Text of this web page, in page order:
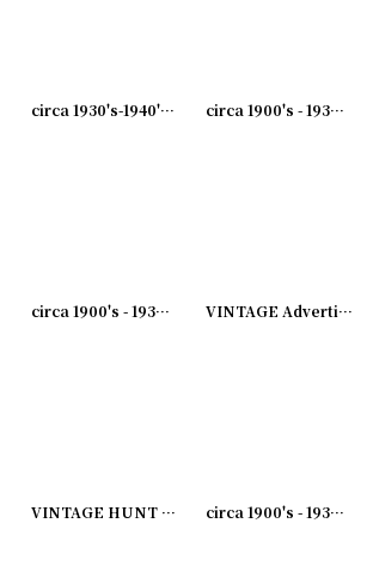
circa 1930's-1940's Advertising Bill Hook USE AND BOOST... アドバタイジング フック 伝票ホルダー circa 1900's - 1930's Advertising Clip THE SAME YESTERDAY TODAY AND FOREVER...アドバタイジング クリップ
circa 1900's - 1930's Advertising Clip CANVAS PRODUCTS CO...アドバタイジング クリップ VINTAGE Advertising Clip WASHINGTON....アドバタイジング クリップ
VINTAGE HUNT CLIP No.1 ブルドッククリップ circa 1900's - 1930's Advertising Clip MORTON'S SALT...アドバタイジング クリップ